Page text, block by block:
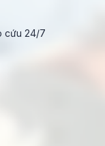
cứu 24/7